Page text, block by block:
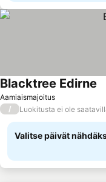
Aamiaismajoitus
Blacktree Edirne
/ Luokitusta ei ole
Valitse päivät